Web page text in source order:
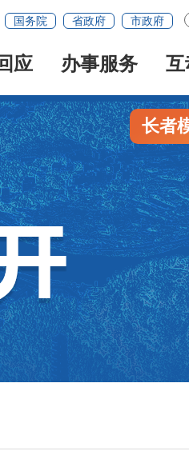
国务院 省政府 市政府
应 办事服务 互
长者